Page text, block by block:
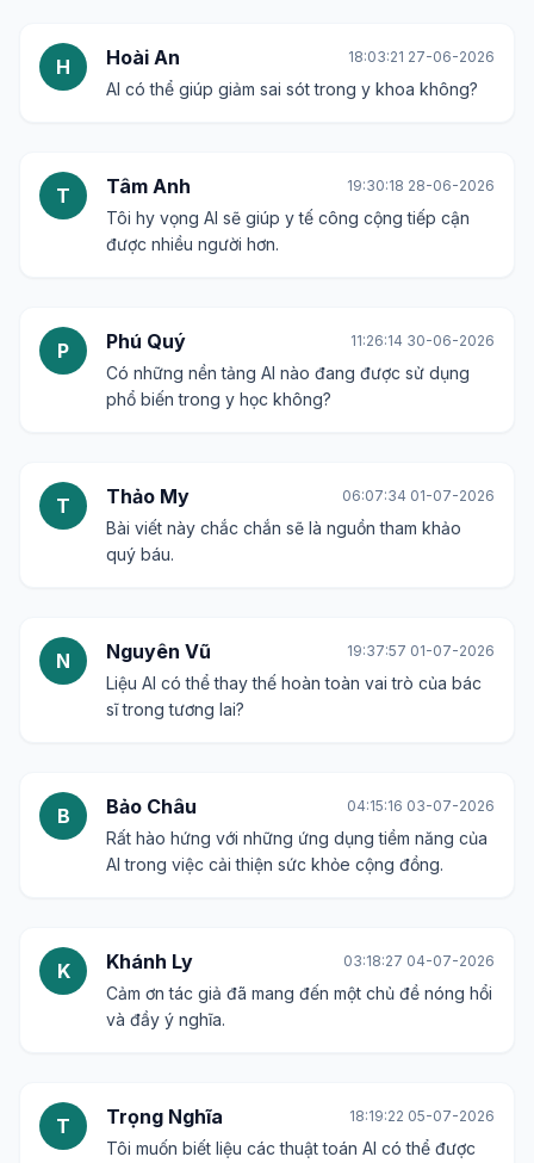
H Hoài An 18:03:21 27-06-2026
AI có thể giúp giảm sai sót trong y khoa không?
T Tâm Anh 19:30:18 28-06-2026
Tôi hy vọng AI sẽ giúp y tế công cộng tiếp cận
được nhiều người hơn.
P Phú Quý 11:26:14 30-06-2026
Có những nền tảng AI nào đang được sử dụng
phổ biến trong y học không?
T Thảo My 06:07:34 01-07-2026
Bài viết này chắc chắn sẽ là nguồn tham khảo
quý báu.
N Nguyên Vũ 19:37:57 01-07-2026
Liệu AI có thể thay thế hoàn toàn vai trò của bác
sĩ trong tương lai?
B Bảo Châu 04:15:16 03-07-2026
Rất hào hứng với những ứng dụng tiềm năng của
AI trong việc cải thiện sức khỏe cộng đồng.
K Khánh Ly 03:18:27 04-07-2026
Cảm ơn tác giả đã mang đến một chủ đề nóng hổi
và đầy ý nghĩa.
T Trọng Nghĩa 18:19:22 05-07-2026
Tôi muốn biết liệu các thuật toán AI có thể được